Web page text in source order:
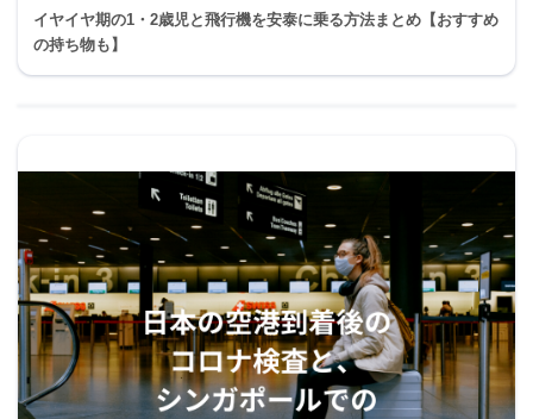
イヤイヤ期の1・2歳児と飛行機を安泰に乗る方法まとめ【おすすめ
の持ち物も】